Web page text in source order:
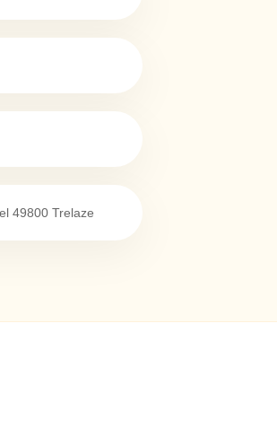
49800 Trelaze